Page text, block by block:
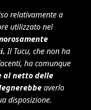
relativamente a
utilizzato nel
Il Tucu, che non ha
ha comunque
al netto delle
averlo
disposizione.